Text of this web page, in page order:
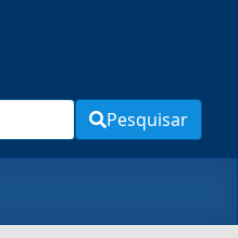
Pesquisar